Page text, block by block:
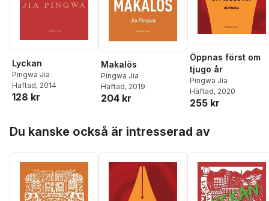
Lyckan
Pingwa Jia
Häftad, 2014
128 kr
Makalös
Pingwa Jia
Häftad, 2019
204 kr
Öppnas först om
tjugo år
Pingwa Jia
Häftad, 2020
255 kr
Du kanske också är intresserad av